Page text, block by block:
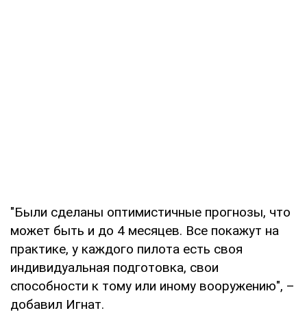
"Были сделаны оптимистичные прогнозы, что
может быть и до 4 месяцев. Все покажут на
практике, у каждого пилота есть своя
индивидуальная подготовка, свои
способности к тому или иному вооружению", –
добавил Игнат.